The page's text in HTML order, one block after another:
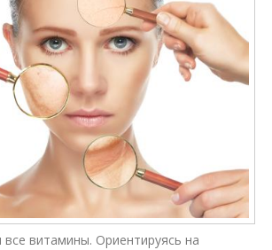
витамины. Ориентируясь на